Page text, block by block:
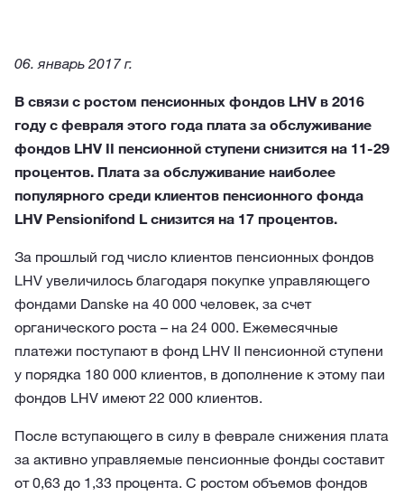
06. январь 2017 г.
В связи с ростом пенсионных фондов LHV в 2016
году с февраля этого года плата за обслуживание
фондов LHV II пенсионной ступени снизится на 11-29
процентов. Плата за обслуживание наиболее
популярного среди клиентов пенсионного фонда
LHV Pensionifond L снизится на 17 процентов.
За прошлый год число клиентов пенсионных фондов
LHV увеличилось благодаря покупке управляющего
фондами Danske на 40 000 человек, за счет
органического роста – на 24 000. Ежемесячные
платежи поступают в фонд LHV II пенсионной ступени
у порядка 180 000 клиентов, в дополнение к этому паи
фондов LHV имеют 22 000 клиентов.
После вступающего в силу в феврале снижения плата
за активно управляемые пенсионные фонды составит
от 0,63 до 1,33 процента. С ростом объемов фондов